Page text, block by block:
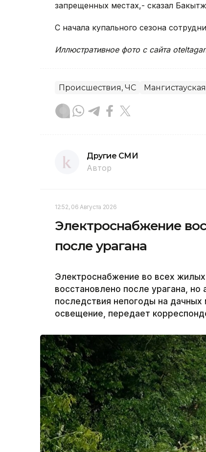
запрещенных местах,- сказал
С начала купального сезона
Иллюстративное фото с сайта
Происшествия, ЧС
Другие СМИ
Автор
12:52, 06 Августа 2026
Электроснабжение
после урагана
Электроснабжение во всех
восстановлено после урагана,
последствия непогоды на
освещение, передает